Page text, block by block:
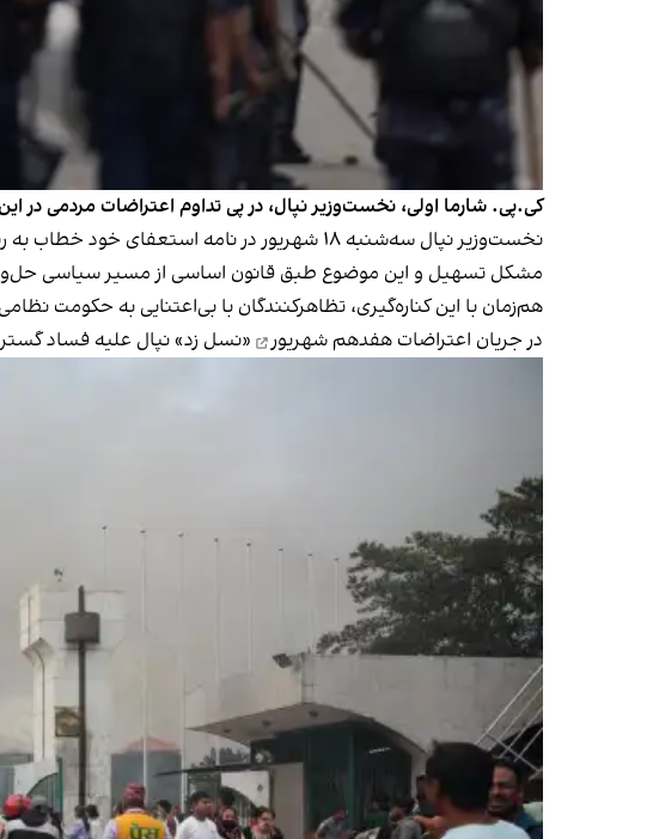
کی.پی. شارما اولی، نخست‌وزیر نپال، در پی تداوم اعتراضات مردمی
نخست‌وزیر نپال سه‌شنبه ۱۸ شهریور در نامه
مشکل تسهیل و این موضوع طبق قانون اساسی از مسیر سیاسی
هم‌زمان با این کناره‌گیری، تظاهرکنندگان با بی‌اعتنایی به حکومت
در جریان اعتراضات هفدهم شهریور «نسل زد» نپال علیه فساد گسترده و ممنوعیت